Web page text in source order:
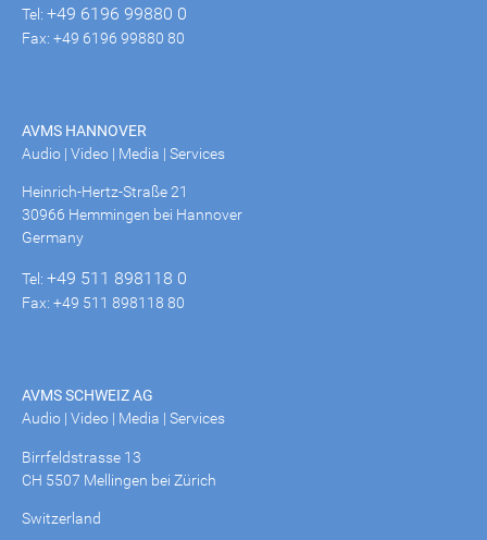
Tel: +49 6196 99880 0
Fax: +49 6196 99880 80
AVMS HANNOVER
Audio | Video | Media | Services
Heinrich-Hertz-Straße 21
30966 Hemmingen bei Hannover
Germany
Tel: +49 511 898118 0
Fax: +49 511 898118 80
AVMS SCHWEIZ AG
Audio | Video | Media | Services
Birrfeldstrasse 13
CH 5507 Mellingen bei Zürich
Switzerland